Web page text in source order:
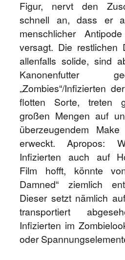
Figur, nervt den
schnell an, dass er
menschlicher
versagt. Die restlichen
allenfalls solide, sind
Kanonenfutter
„Zombies“/Infizierten
flotten Sorte, treten
großen Mengen auf
überzeugendem
erweckt. Apropos:
Infizierten auch auf
Film hofft, könnte
Damned“ ziemlich
Dieser setzt nämlich
transportiert
Infizierten im
oder